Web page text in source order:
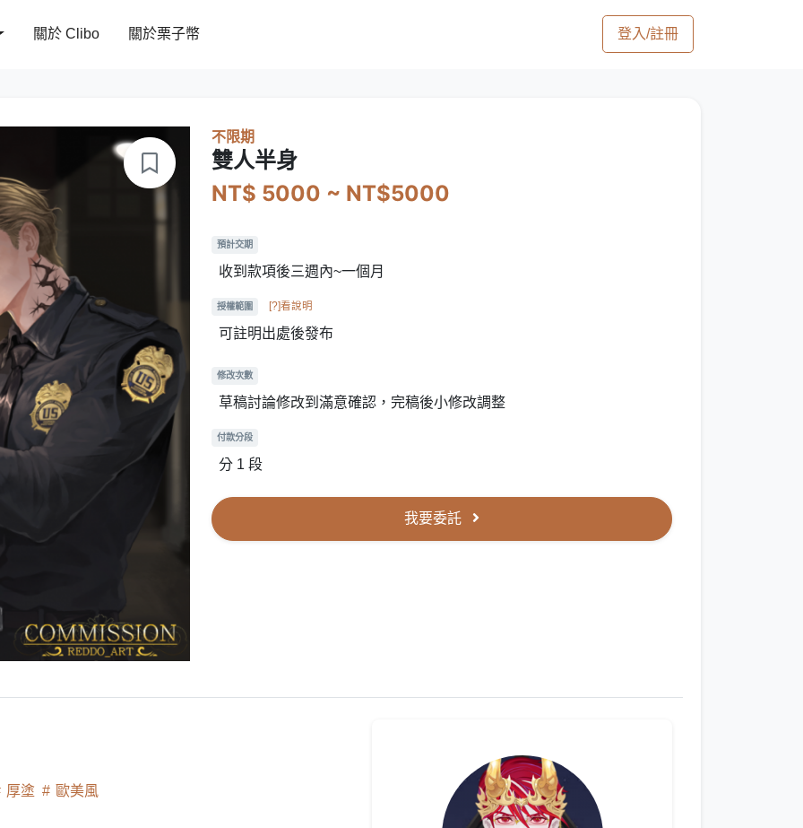
關於 Clibo 關於栗子幣 登入/註冊
不限期
雙人半身
NT$ 5000 ~ NT$5000
預計交期
收到款項後三週內~一個月
授權範圍 [?]看說明
可註明出處後發布
修改次數
草稿討論修改到滿意確認，完稿後小修改調整
付款分段
分 1 段
我要委託
厚塗 歐美風